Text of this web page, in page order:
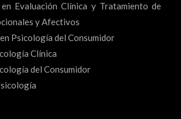
en Evaluación Clínica y Tratamiento de
y Afectivos
Psicología del Consumidor
Clínica
del Consumidor